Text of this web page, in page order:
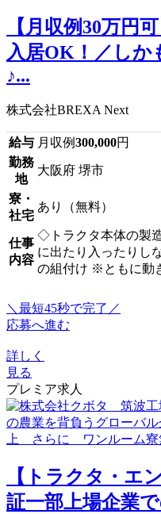
【月収例30万円
入居OK！／しか
♪...
株式会社BREXA Next
給与 月収例300,000円
勤務
地
大阪府 堺市
寮・
社宅
あり（無料）
仕事
内容
◇トラクタ本体の製
に出たり入ったりし
の組付け ※ともに動
＼最短45秒で完了／
応募へ進む
詳しく
見る
プレミア求人
【トラクタ・エ
証一部上場企業